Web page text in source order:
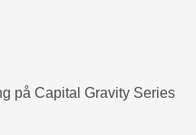
på Capital Gravity Series